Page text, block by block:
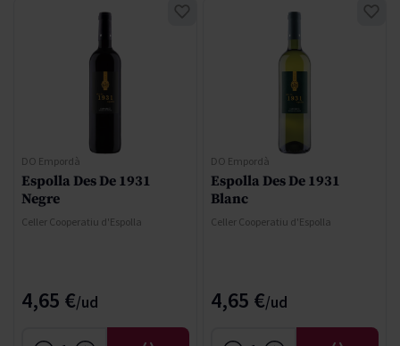
DO Empordà
Espolla Des De 1931
Negre
Celler Cooperatiu d'Espolla
4,65 €
DO Empordà
Espolla Des De 1931
Blanc
Celler Cooperatiu d'Espolla
4,65 €